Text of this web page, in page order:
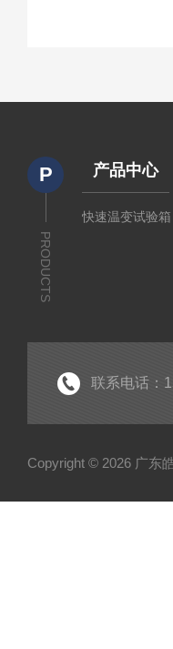
P
PRODUCTS
产品中心
快速温变试验箱
联系电话：
Copyright © 2026 广东